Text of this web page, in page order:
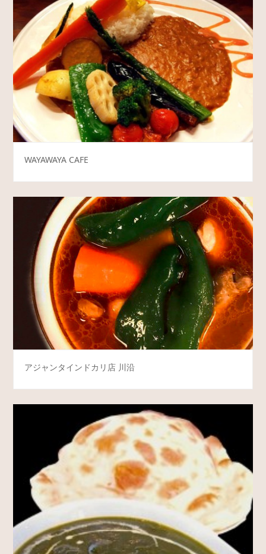
WAYAWAYA CAFE
アジャンタインドカリ店 川沿